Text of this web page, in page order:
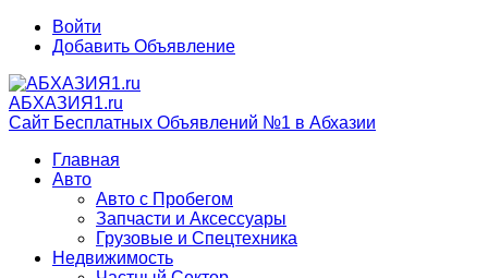
Войти
Добавить Объявление
АБХАЗИЯ1.ru
Сайт Бесплатных Объявлений №1 в Абхазии
Главная
Авто
Авто с Пробегом
Запчасти и Аксессуары
Грузовые и Спецтехника
Недвижимость